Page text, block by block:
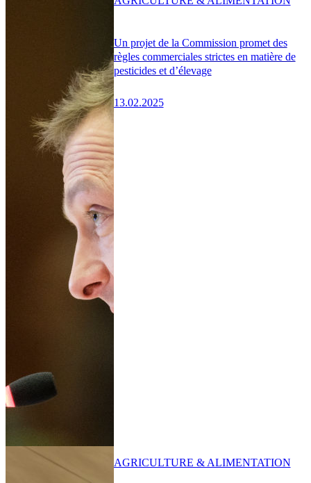
Un projet de la Commission promet des
règles commerciales strictes en matière de
pesticides et d’élevage
13.02.2025
AGRICULTURE & ALIMENTATION